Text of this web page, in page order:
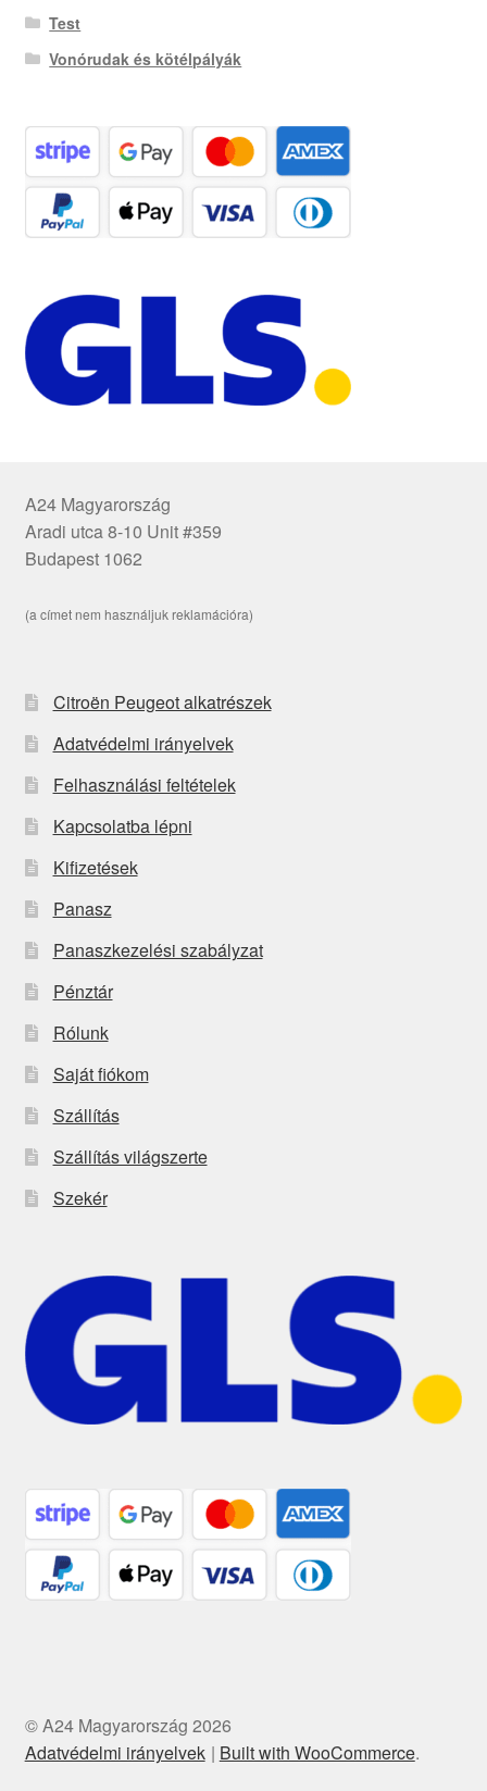
Test
Vonórudak és kötélpályák
A24 Magyarország
Aradi utca 8-10 Unit #359
Budapest 1062
(a címet nem használjuk reklamációra)
Citroën Peugeot alkatrészek
Adatvédelmi irányelvek
Felhasználási feltételek
Kapcsolatba lépni
Kifizetések
Panasz
Panaszkezelési szabályzat
Pénztár
Rólunk
Saját fiókom
Szállítás
Szállítás világszerte
Szekér
© A24 Magyarország 2026
Adatvédelmi irányelvek
Built with WooCommerce.